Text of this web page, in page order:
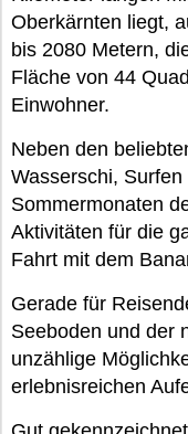
Oberkärnten liegt,
bis 2080 Metern,
Fläche von 44
Einwohner.
Neben den
Wasserschi,
Sommermonaten
Aktivitäten für die
Fahrt mit dem
Gerade für
Seeboden und der
unzählige
erlebnisreichen